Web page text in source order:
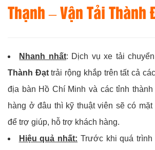
Thạnh – Vận Tải Thành
Nhanh nhất: Dịch vụ xe tải
Thành Đạttrải rộng khắp trên tất cả
địa bàn Hồ Chí Minh và các tỉnh
hàng ở đâu thì kỹ thuật viên sẽ có mặt
để trợ giúp, hỗ trợ khách hàng.
Hiệu quả nhất: Trước khi quá trình